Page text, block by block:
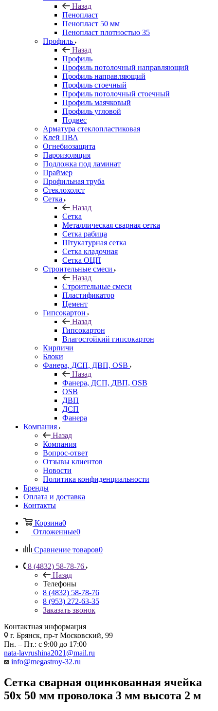
Назад
Пенопласт
Пенопласт 50 мм
Пенопласт плотностью 35
Профиль
Назад
Профиль
Профиль потолочный направляющий
Профиль направляющий
Профиль стоечный
Профиль потолочный стоечный
Профиль маячковый
Профиль угловой
Подвес
Арматура стеклопластиковая
Клей ПВА
Огнебиозащита
Пароизоляция
Подложка под ламинат
Праймер
Профильная труба
Стеклохолст
Сетка
Назад
Сетка
Металлическая сварная сетка
Сетка рабица
Штукатурная сетка
Сетка кладочная
Сетка ОЦП
Строительные смеси
Назад
Строительные смеси
Пластификатор
Цемент
Гипсокартон
Назад
Гипсокартон
Влагостойкий гипсокартон
Кирпичи
Блоки
Фанера, ДСП, ДВП, OSB
Назад
Фанера, ДСП, ДВП, OSB
OSB
ДВП
ДСП
Фанера
Компания
Назад
Компания
Вопрос-ответ
Отзывы клиентов
Новости
Политика конфиденциальности
Бренды
Оплата и доставка
Контакты
Корзина0
Отложенные0
Сравнение товаров0
8 (4832) 58-78-76
Назад
Телефоны
8 (4832) 58-78-76
8 (953) 272-63-35
Заказать звонок
Контактная информация
г. Брянск, пр-т Московский, 99
Пн. – Пт.: с 9:00 до 17:00
nata-lavrushina2021@mail.ru
info@megastroy-32.ru
Сетка сварная оцинкованная ячейка
50х 50 мм проволока 3 мм высота 2 м